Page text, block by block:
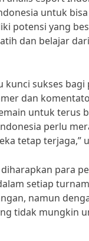
untuk
potensi yang
dan belajar
sukses bagi
dan
untuk terus
perlu
tetap terjaga,”
para
setiap
namun
tidak mungkin